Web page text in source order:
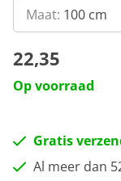
Maat: 100 cm
22,35
Op voorraad
Gratis
Al meer dan